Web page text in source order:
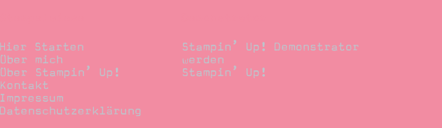
Hier Starten
Über mich
Über Stampin’ Up!
Kontakt
Impressum
Datenschutzerklärung
Stampin’ Up! Demonstrator
werden
Stampin’ Up!